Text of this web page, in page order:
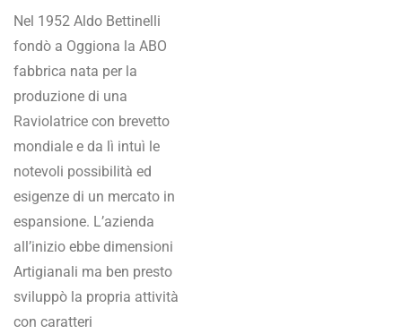
Nel 1952 Aldo Bettinelli
fondò a Oggiona la ABO
fabbrica nata per la
produzione di una
Raviolatrice con brevetto
mondiale e da lì intuì le
notevoli possibilità ed
esigenze di un mercato in
espansione. L’azienda
all’inizio ebbe dimensioni
Artigianali ma ben presto
sviluppò la propria attività
con caratteri